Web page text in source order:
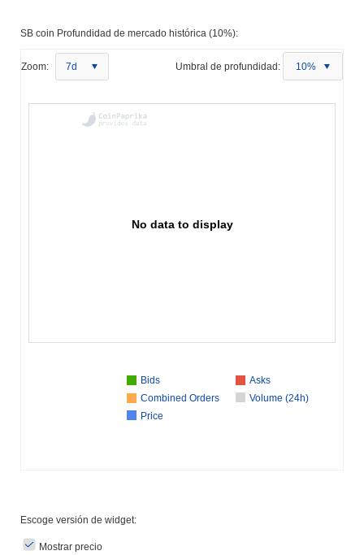
SB coin Profundidad de mercado histórica (10%):
Zoom: 7d Umbral de profundidad: 10%
No data to display
Bids
Asks
Combined Orders
Volume (24h)
Price
Escoge versión de widget:
Mostrar precio